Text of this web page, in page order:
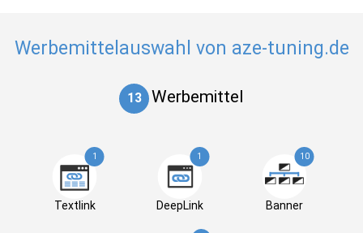
Werbemittelauswahl von aze-tuning.de
13 Werbemittel
1
Textlink
1
DeepLink
10
Banner